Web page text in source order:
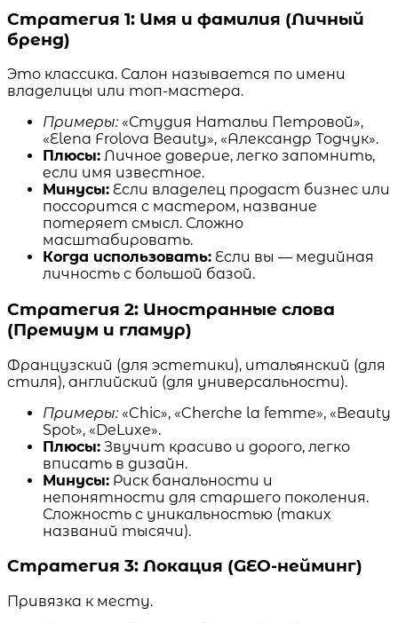
Стратегия 1: Имя и фамилия (Личный
бренд)
Это классика. Салон называется по имени
владелицы или топ-мастера.
Примеры:«Студия Натальи Петровой»,
«Elena Frolova Beauty», «Александр Тодчук».
Плюсы: Личное доверие, легко запомнить,
если имя известное.
Минусы: Если владелец продаст бизнес или
поссорится с мастером, название
потеряет смысл. Сложно
масштабировать.
Когда использовать: Если вы — медийная
личность с большой базой.
Стратегия 2: Иностранные слова
(Премиум и гламур)
Французский (для эстетики), итальянский (для
стиля), английский (для универсальности).
Примеры:«Chic», «Cherche la femme», «Beauty
Spot», «DeLuxe».
Плюсы: Звучит красиво и дорого, легко
вписать в дизайн.
Минусы: Риск банальности и
непонятности для старшего поколения.
Сложность с уникальностью (таких
названий тысячи).
Стратегия 3: Локация (GEO-нейминг)
Привязка к месту.